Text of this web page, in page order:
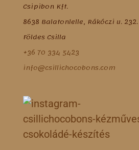
Csipibon Kft.
8638 Balatonlelle, Rákóczi u. 232.
Földes Csilla
+36 70 334 5423
info@csillichocobons.com